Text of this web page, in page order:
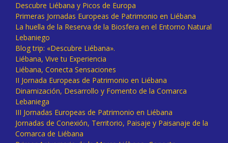
Descubre Liébana y Picos de Europa
Primeras Jornadas Europeas de Patrimonio en Liébana
La huella de la Reserva de la Biosfera en el Entorno Natural
Lebaniego
Blog trip: «Descubre Liébana».
Liébana, Vive tu Experiencia
Liébana, Conecta Sensaciones
II Jornada Europeas de Patrimonio en Liébana
Dinamización, Desarrollo y Fomento de la Comarca
Lebaniega
III Jornadas Europeas de Patrimonio en Liébana
Jornadas de Conexión, Territorio, Paisaje y Paisanaje de la
Comarca de Liébana